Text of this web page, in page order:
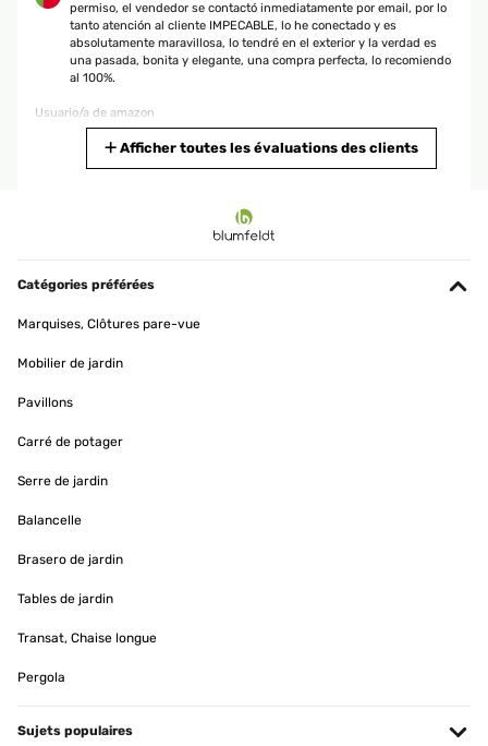
permiso, el vendedor se contactó inmediatamente por email, por lo
tanto atención al cliente IMPECABLE, lo he conectado y es
absolutamente maravillosa, lo tendré en el exterior y la verdad es
una pasada, bonita y elegante, una compra perfecta, lo recomiendo
al 100%.
Usuario/a de amazon
componentes muy contento
Usuario/a de amazon
Afficher toutes les évaluations des clients
Catégories préférées
Marquises, Clôtures pare-vue
Mobilier de jardin
Pavillons
Carré de potager
Serre de jardin
Balancelle
Brasero de jardin
Tables de jardin
Transat, Chaise longue
Pergola
Sujets populaires